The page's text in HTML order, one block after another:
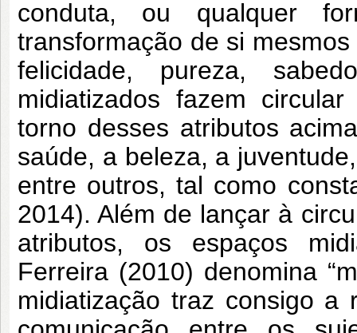
conduta, ou qualquer
transformação de si
felicidade, pureza,
midiatizados fazem
torno desses atributos
saúde, a beleza, a
entre outros, tal como
2014). Além de lançar à
atributos, os espaços
Ferreira (2010) denomina
midiatização traz consigo a